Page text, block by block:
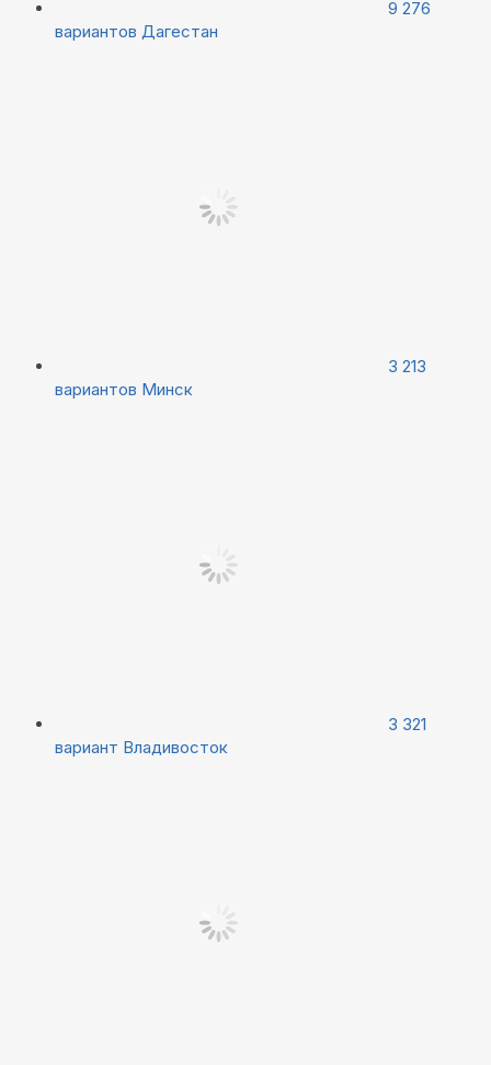
9 276
вариантов Дагестан
3 213
вариантов Минск
3 321
вариант Владивосток